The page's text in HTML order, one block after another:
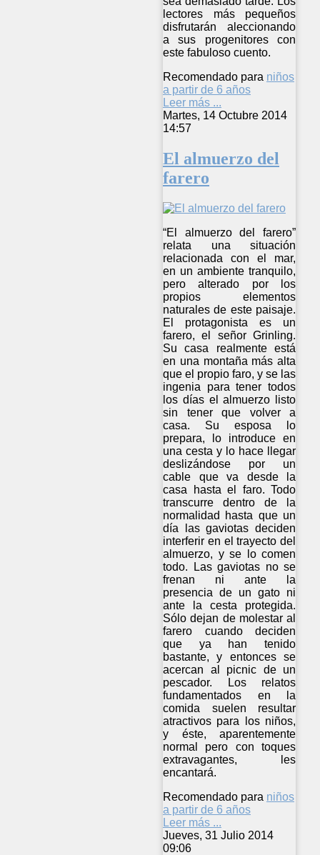
lectores más pequeños
disfrutarán aleccionando
a sus progenitores con
este fabuloso cuento.
Recomendado para niños
a partir de 6 años
Leer más ...
Martes, 14 Octubre 2014
14:57
El almuerzo del
farero
“El almuerzo del farero”
relata una situación
relacionada con el mar,
en un ambiente tranquilo,
pero alterado por los
propios elementos
naturales de este paisaje.
El protagonista es un
farero, el señor Grinling.
Su casa realmente está
en una montaña más alta
que el propio faro, y se las
ingenia para tener todos
los días el almuerzo listo
sin tener que volver a
casa. Su esposa lo
prepara, lo introduce en
una cesta y lo hace llegar
deslizándose por un
cable que va desde la
casa hasta el faro. Todo
transcurre dentro de la
normalidad hasta que un
día las gaviotas deciden
interferir en el trayecto del
almuerzo, y se lo comen
todo. Las gaviotas no se
frenan ni ante la
presencia de un gato ni
ante la cesta protegida.
Sólo dejan de molestar al
farero cuando deciden
que ya han tenido
bastante, y entonces se
acercan al picnic de un
pescador. Los relatos
fundamentados en la
comida suelen resultar
atractivos para los niños,
y éste, aparentemente
normal pero con toques
extravagantes, les
encantará.
Recomendado para niños
a partir de 6 años
Leer más ...
Jueves, 31 Julio 2014
09:06